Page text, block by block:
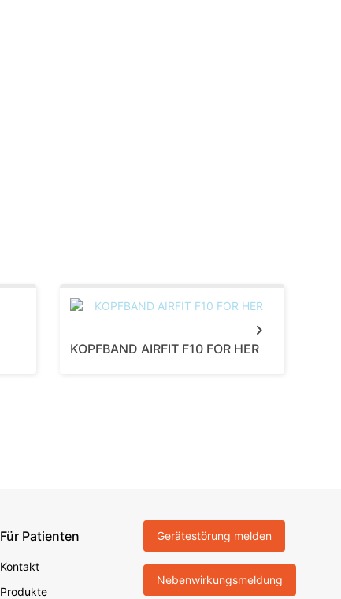
KOPFBAND AIRFIT F10 FOR HER
Für Patienten
Kontakt
Produkte
Gerätestörung melden
Nebenwirkungsmeldung